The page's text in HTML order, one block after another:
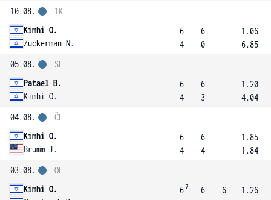
10.08.
Kimhi O.
Zuckerman N.
1K
6
4
6
0
1.06
6.85
05.08.
Patael B.
Kimhi O.
SF
6
4
6
3
1.20
4.04
04.08.
Kimhi O.
Brumm J.
ČF
6
4
6
4
1.85
1.84
03.08.
Kimhi O.
OF
67
6
6
1.26